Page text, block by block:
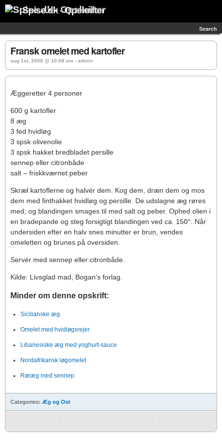
Spise.dk - Opskrifter
Search
Fransk omelet med kartofler
aug 1st, 2008 @ 10:08 am › admin
Æggeretter 4 personer
600 g kartofler
8 æg
3 fed hvidløg
3 spsk olivenolie
3 spsk hakket bredbladet persille
sennep eller citronbåde
salt – friskkværnet peber
Skræl kartoflerne og halvér dem. Kog dem, dræn dem og mos
dem med finthakket hvidløg og persille. De udslagne æg røres
med, og blandingen smages til med salt og peber. Ophed olien i
en bradepande og steg forsigtigt blandingen ved ca. 150°. Når
undersiden efter en halv snes minutter er brun, vendes
omeletten og brunes på oversiden.
Servér med sennep eller citronbåde.
Kilde: Livsglad mad, Bogan’s forlag.
Minder om denne opskrift:
Sicilianske æg
Omelet med hvidløgsrejer
Libanesiske æg med yoghurt-sauce
Nordafrikansk løgomelet
Røræg med sennep
Categories: Æg og Ost